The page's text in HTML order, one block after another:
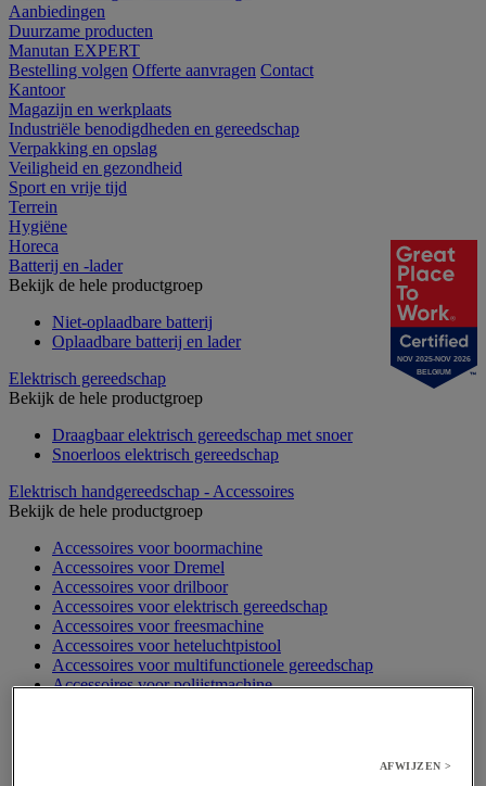
Aanbiedingen
Duurzame producten
Manutan EXPERT
Bestelling volgen Offerte aanvragen Contact
Kantoor
Magazijn en werkplaats
Industriële benodigdheden en gereedschap
Verpakking en opslag
Veiligheid en gezondheid
Sport en vrije tijd
Terrein
Hygiëne
Horeca
Batterij en -lader
Bekijk de hele productgroep
Niet-oplaadbare batterij
Oplaadbare batterij en lader
Elektrisch gereedschap
Bekijk de hele productgroep
Draagbaar elektrisch gereedschap met snoer
Snoerloos elektrisch gereedschap
Elektrisch handgereedschap - Accessoires
Bekijk de hele productgroep
Accessoires voor boormachine
Accessoires voor Dremel
Accessoires voor drilboor
Accessoires voor elektrisch gereedschap
Accessoires voor freesmachine
Accessoires voor heteluchtpistool
Accessoires voor multifunctionele gereedschap
Accessoires voor polijstmachine
NOV 2025-NOV 2026
BELGIUM
AFWIJZEN >